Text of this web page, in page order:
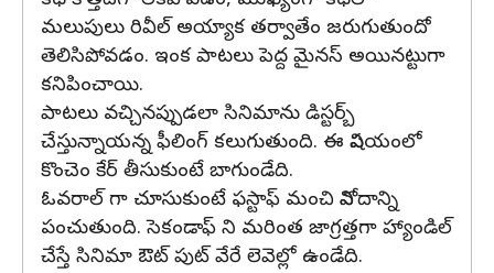
మలుపులు రివీల్ అయ్యాక తర్వాతేం జరుగుతుందో
తెలిసిపోవడం. ఇంక పాటలు పెద్ద మైనస్ అయినట్టుగా
కనిపించాయి.
పాటలు వచ్చినప్పుడలా సినిమాను డిస్టర్బ్
చేస్తున్నాయన్న ఫీలింగ్ కలుగుతుంది. ఈ విషయంలో
కొంచెం కేర్ తీసుకుంటే బాగుండేది.
ఓవరాల్ గా చూసుకుంటే ఫస్టాఫ్ మంచి వినోదాన్ని
పంచుతుంది. సెకండాఫ్ ని మరింత జాగ్రత్తగా హ్యాండిల్
చేస్తే సినిమా ఔట్ పుట్ వేరే లెవెల్లో ఉండేది.